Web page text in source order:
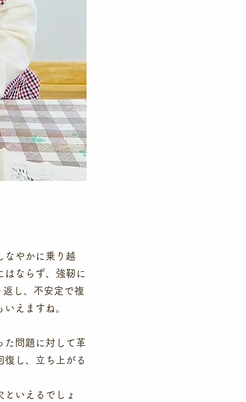
なやかに乗り越
はならず、強靭に
し、不安定で複
えますね。
た問題に対して革
し、立ち上がる
いえるでしょ